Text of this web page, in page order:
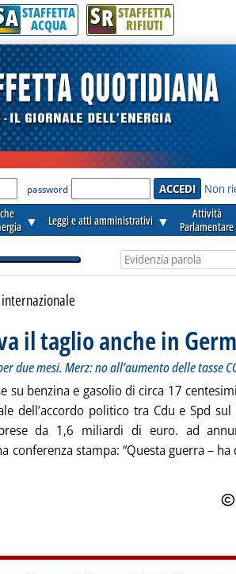
per lèggere interamente la notizia.
A STAFFETTA
ACQUA SR STAFFETTA
RIFIUTI
accedere'
password Non
▼ Leggi e atti amministrativi ▼
Attività
Parlamentare
il taglio anche in
due mesi. Merz: no all’aumento delle tasse
su benzina e gasolio di circa 17
dell’accordo politico tra Cdu e Spd
da 1,6 miliardi di euro. ad
conferenza stampa: “Questa guerra – ha